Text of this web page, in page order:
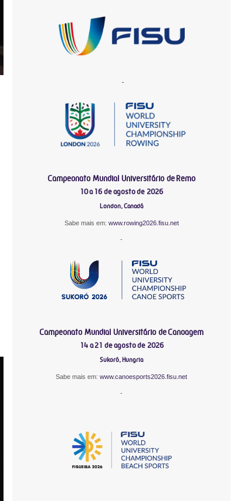
-
Campeonato Mundial Universitário de Remo
10 a 16 de agosto de 2026
London, Canadá
Sabe mais em: www.rowing2026.fisu.net
-
Campeonato Mundial Universitário de Canoagem
14 a 21 de agosto de 2026
Sukoró, Hungria
Sabe mais em:www.canoesports2026.fisu.net
-